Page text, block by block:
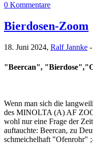
0 Kommentare
Bierdosen-Zoom
18. Juni 2024, Ralf Jannke -
"Beercan",
Wenn man sich die
des MINOLTA (A) AF
wohl nur eine Frage der
auftauchte: Beercan, zu
schmeichelhaft "Ofenrohr"